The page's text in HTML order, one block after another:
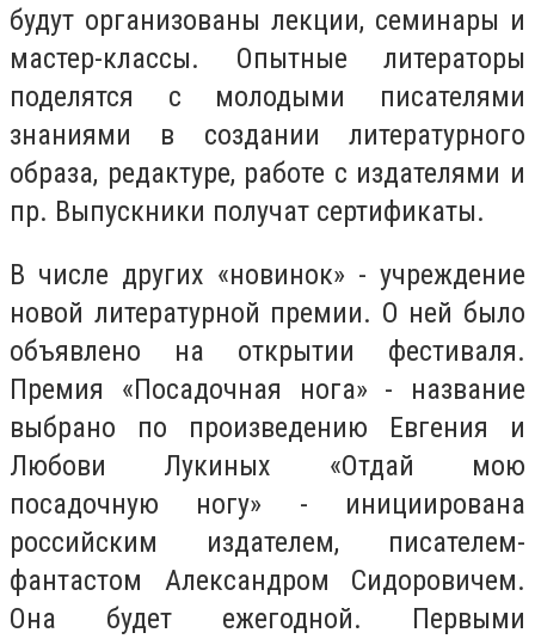
будут организованы лекции, семинары и
мастер-классы. Опытные литераторы
поделятся с молодыми писателями
знаниями в создании литературного
образа, редактуре, работе с издателями и
пр. Выпускники получат сертификаты.
В числе других «новинок» - учреждение
новой литературной премии. О ней было
объявлено на открытии фестиваля.
Премия «Посадочная нога» - название
выбрано по произведению Евгения и
Любови Лукиных «Отдай мою
посадочную ногу» - инициирована
российским издателем, писателем-
фантастом Александром Сидоровичем.
Она будет ежегодной. Первыми